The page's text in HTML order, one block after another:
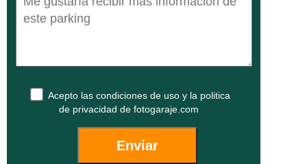
Acepto las condiciones de uso y la politica
de privacidad de fotogaraje.com